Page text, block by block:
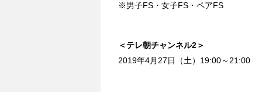
※男子FS・女子FS・ペアFS
＜テレ朝チャンネル2＞
2019年4月27日（土）19:00～21:00